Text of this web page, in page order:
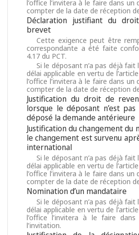
l’office l’invitera à le faire dans
compter de la date de réception
Déclaration justifiant du
brevet
Cette exigence peut être
correspondante a été faite
4.17 du PCT.
Si le déposant n’a pas déjà fait
délai applicable en vertu de
l’office l’invitera à le faire dans
compter de la date de réception
Justification du droit de
lorsque le déposant n’est
déposé la demande antérieure
Justification du changement du
le changement est survenu
international
Si le déposant n’a pas déjà fait
délai applicable en vertu de
l’office l’invitera à le faire dans
compter de la date de réception
Nomination d’un mandataire
Si le déposant n’a pas déjà fait
délai applicable en vertu de
l’office l’invitera à le faire
l’invitation.